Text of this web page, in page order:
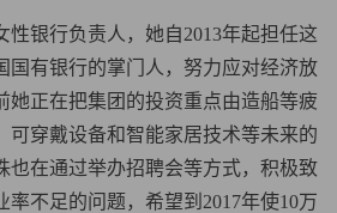
性银行负责人，她自2013年起担任这
国有银行的掌门人，努力应对经济放
她正在把集团的投资重点由造船等疲
可穿戴设备和智能家居技术等未来的
也在通过举办招聘会等方式，积极致
率不足的问题，希望到2017年使10万